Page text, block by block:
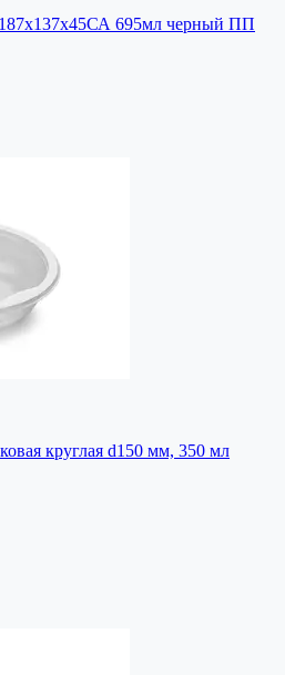
695мл черный ПП
круглая d150 мм, 350 мл